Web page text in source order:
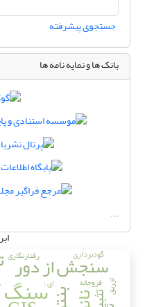
جستجوی پیشرفته
بانک ها و نمایه نامه ها
...
سنجش از دور
تزریق
رفتارنگاری گودبرداری
ای ؛ فروچاله